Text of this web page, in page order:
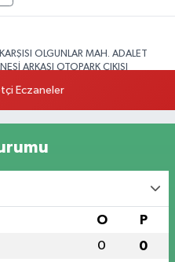
OLGUNLAR MAH. ADALET
ARKASI OTOPARK ÇIKIŞI
A
Eczaneler
O P
0 0